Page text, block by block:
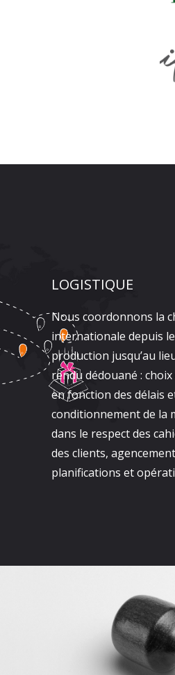
LOGISTIQUE
Nous coordonnons la
internationale depuis
production jusqu’au
rendu dédouané :
en fonction des délais
conditionnement de la
dans le respect des
des clients,
planifications et